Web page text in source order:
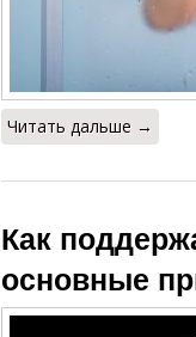
Читать дальше →
Как
основные